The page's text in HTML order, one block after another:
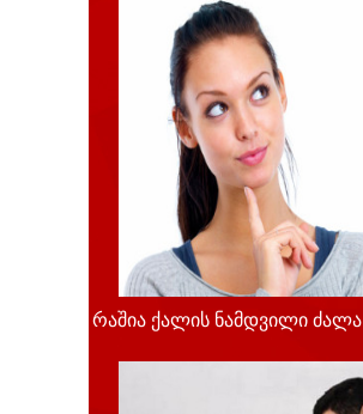
რაშია ქალის ნამდვილი ძალა